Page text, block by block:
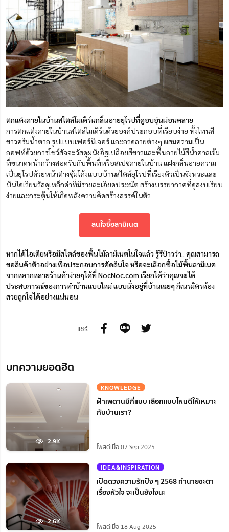
ตกแต่งภายในบ้านสไตล์โมเดิร์นกลิ่นอายยุโรปที่ดูอบอุ่นผ่อนคลาย
การตกแต่งภายในบ้านสไตล์โมเดิร์นด้วยองค์ประกอบที่เรียบง่าย ทั้งโทนสี
ขาวครีมน้ำตาล รูปแบบเฟอร์นิเจอร์ และลวดลายต่างๆ ผสมความเป็น
ลอฟท์ด้วยการโชว์สัจจะวัสดุผนังอิฐเปลือยสีขาวและพื้นลายไม้สีน้ำตาลเข้ม
ที่ขนาดหน้ากว้างสอดรับกับพื้นที่หรือสเปซภายในบ้าน แฝงกลิ่นอายความ
เป็นยุโรปด้วยหน้าต่างซุ้มโค้งแบบบ้านสไตล์ยุโรปที่เรียงตัวเป็นจังหวะและ
บันไดเวียนวัสดุเหล็กดำที่มีรายละเอียดประณีต สร้างบรรยากาศที่ดูสงบเรียบ
ง่ายและกระตุ้นให้เกิดพลังความคิดสร้างสรรค์ในตัว
สนใจซื้อลามิเนต
หากได้ไอเดียหรือมีสไตล์ของพื้นไม้ลามิเนตในใจแล้ว รู้รึป่าวว่า.. คุณสามารถ
ขอสินค้าตัวอย่างเพื่อประกอบการตัดสินใจ หรือจะเลือกซื้อไม้พื้นลามิเนต
จากหลากหลายร้านค้าง่ายๆได้ที่NocNoc.com เรียกได้ว่าคุณจะได้
ประสบการณ์ของการทำบ้านแบบใหม่ แบบนั่งอยู่ที่บ้านเฉยๆ ก็เนรมิตรห้อง
สวยถูกใจได้อย่างแน่นอน
แชร์
บทความยอดฮิต
2.9K
KNOWLEDGE
ฝ้าเพดานมีกี่แบบ เลือกแบบไหนดีให้เหมาะ
กับบ้านเรา?
โพสต์เมื่อ 07 Sep 2025
2.6K
IDEA&INSPIRATION
เปิดดวงความรักปัง ๆ 2568 ทำนายชะตา
เรื่องหัวใจ จะเป็นยังไงนะ
โพสต์เมื่อ 18 Aug 2025